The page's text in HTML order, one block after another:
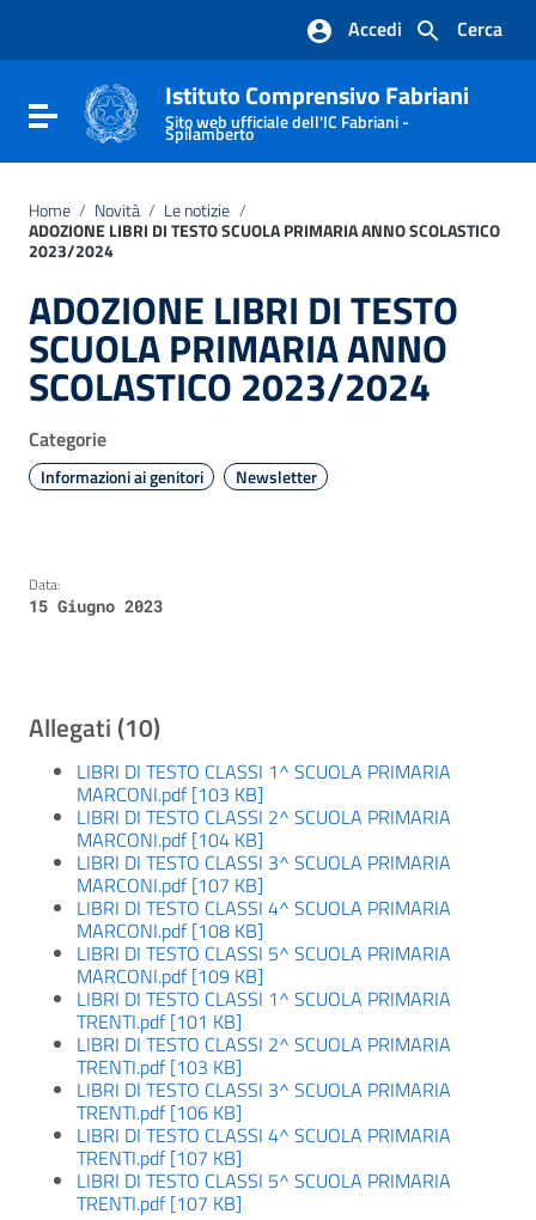
Vai al footer
Cerca
Accedi
Attiva / disattiva la navigazione
Istituto Comprensivo Fabriani
Sito web ufficiale dell'IC Fabriani -
Spilamberto
Home / Novità / Le notizie /
ADOZIONE LIBRI DI TESTO SCUOLA PRIMARIA ANNO SCOLASTICO
2023/2024
ADOZIONE LIBRI DI TESTO
SCUOLA PRIMARIA ANNO
SCOLASTICO 2023/2024
Categorie
Informazioni ai genitori Newsletter
Data:
15 Giugno 2023
Allegati (10)
LIBRI DI TESTO CLASSI 1^ SCUOLA PRIMARIA
MARCONI.pdf [103 KB]
LIBRI DI TESTO CLASSI 2^ SCUOLA PRIMARIA
MARCONI.pdf [104 KB]
LIBRI DI TESTO CLASSI 3^ SCUOLA PRIMARIA
MARCONI.pdf [107 KB]
LIBRI DI TESTO CLASSI 4^ SCUOLA PRIMARIA
MARCONI.pdf [108 KB]
LIBRI DI TESTO CLASSI 5^ SCUOLA PRIMARIA
MARCONI.pdf [109 KB]
LIBRI DI TESTO CLASSI 1^ SCUOLA PRIMARIA
TRENTI.pdf [101 KB]
LIBRI DI TESTO CLASSI 2^ SCUOLA PRIMARIA
TRENTI.pdf [103 KB]
LIBRI DI TESTO CLASSI 3^ SCUOLA PRIMARIA
TRENTI.pdf [106 KB]
LIBRI DI TESTO CLASSI 4^ SCUOLA PRIMARIA
TRENTI.pdf [107 KB]
LIBRI DI TESTO CLASSI 5^ SCUOLA PRIMARIA
TRENTI.pdf [107 KB]